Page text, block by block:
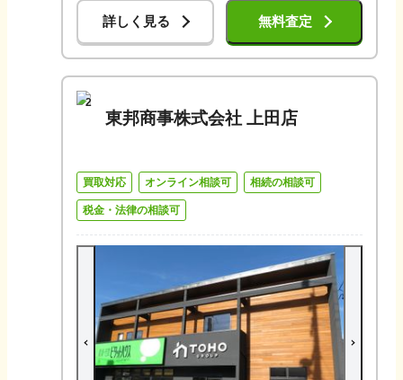
詳しく見る 無料査定
2
東邦商事株式会社 上田店
買取対応 オンライン相談可 相続の相談可
税金・法律の相談可